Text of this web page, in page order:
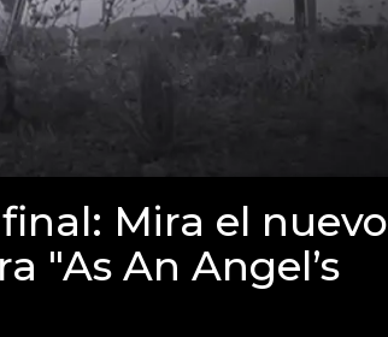
Mira el nuevo
"As An Angel’s